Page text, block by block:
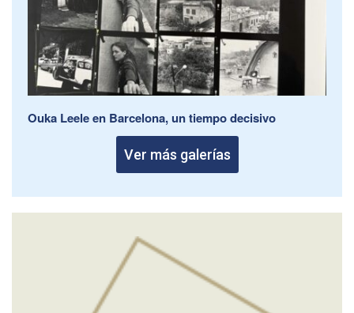
Ouka Leele en Barcelona, un tiempo decisivo
Ver más galerías